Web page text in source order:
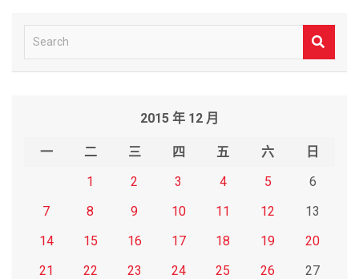
e
2015 年 12 月
一 二 三 四 五 六
日
1
2 3 4 5
6
7
8 9 10 11 12
13
14
15 16 17 18 19
20
21
22 23 24 25 26
27